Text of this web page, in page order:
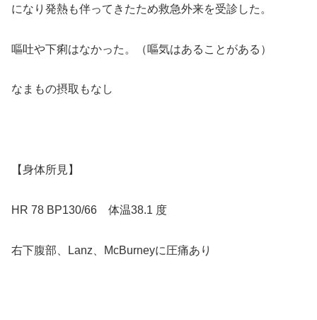
になり発熱も伴ってきたため救急外来を受診した。
嘔吐や下痢はなかった。（嘔気はあることがある）
なまもの摂取もなし
【身体所見】
HR 78 BP130/66 体温38.1 度
右下腹部、Lanz、McBurneyに圧痛あり